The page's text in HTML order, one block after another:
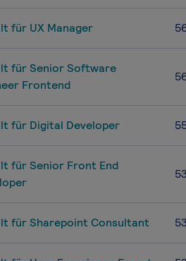
für UX Manager
für Senior Software
Frontend
für Digital Developer
für Senior Front End
für Sharepoint Consultant